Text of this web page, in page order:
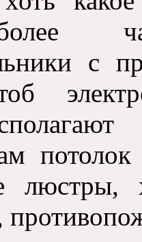
с
потолок